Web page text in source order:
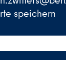
speichern